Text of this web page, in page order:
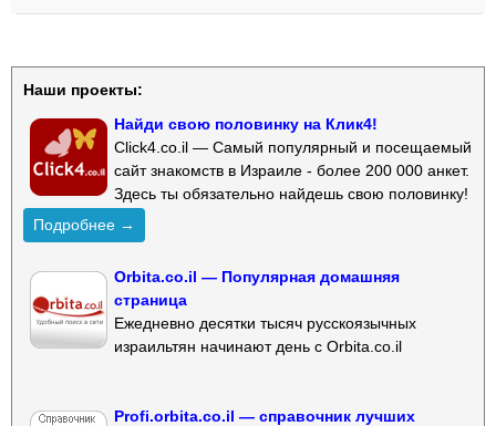
Наши проекты:
Найди свою половинку на Клик4!
Click4.co.il — Самый популярный и посещаемый
сайт знакомств в Израиле - более 200 000 анкет.
Здесь ты обязательно найдешь свою половинку!
Подробнее →
Orbita.co.il — Популярная домашняя
страница
Ежедневно десятки тысяч русскоязычных
израильтян начинают день с Orbita.co.il
Profi.orbita.co.il — справочник лучших